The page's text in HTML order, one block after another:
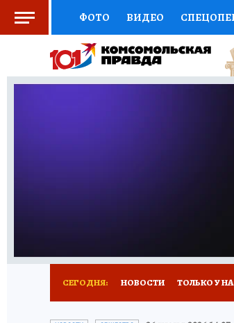
ФОТО ВИДЕО
СОЦПОДДЕРЖКА НАУКА
ВЫБОР ЭКСПЕРТОВ
СЕГОДНЯ: НОВОСТИ ТОЛЬКО У
ИСПЫТАНО НА СЕБЕ